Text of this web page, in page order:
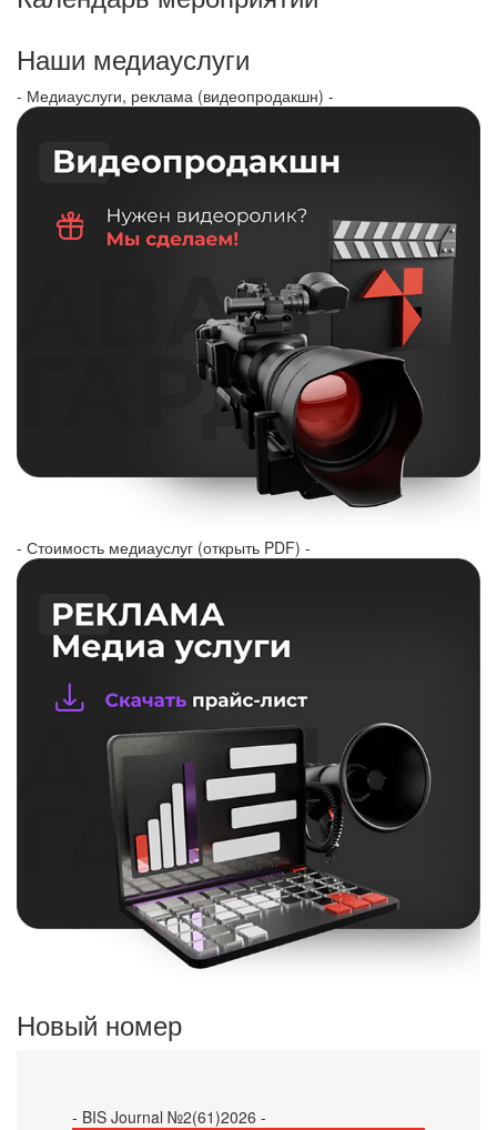
Наши медиауслуги
- Медиауслуги, реклама (видеопродакшн) -
- Стоимость медиауслуг (открыть PDF) -
Новый номер
- BIS Journal №2(61)2026 -